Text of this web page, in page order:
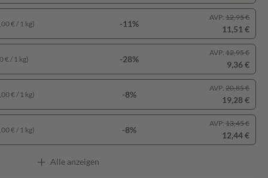
€ / 1 kg) -11%
AVP: 12,95 €
11,51 €
€ / 1 kg) -28%
AVP: 12,95 €
9,36 €
€ / 1 kg) -8%
AVP: 20,85 €
19,28 €
€ / 1 kg) -8%
AVP: 13,45 €
12,44 €
Alle anzeigen